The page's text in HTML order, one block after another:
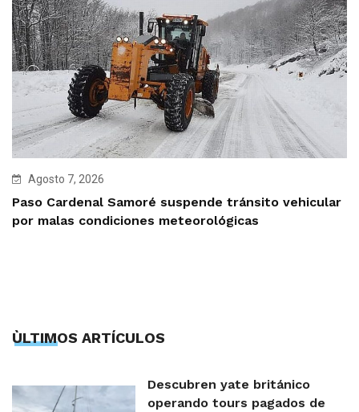
Agosto 7, 2026
Paso Cardenal Samoré suspende tránsito vehicular
por malas condiciones meteorológicas
ÙLTIMOS ARTÍCULOS
Descubren yate británico
operando tours pagados de